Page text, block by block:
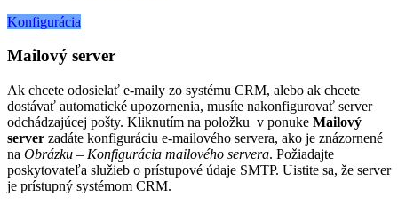
Konfigurácia
Mailový server
Ak chcete odosielať e-maily zo systému CRM, alebo ak chcete
dostávať automatické upozornenia, musíte nakonfigurovať server
odchádzajúcej pošty. Kliknutím na položku v ponuke Mailový
server zadáte konfiguráciu e-mailového servera, ako je znázornené
na Obrázku – Konfigurácia mailového servera. Požiadajte
poskytovateľa služieb o prístupové údaje SMTP. Uistite sa, že server
je prístupný systémom CRM.